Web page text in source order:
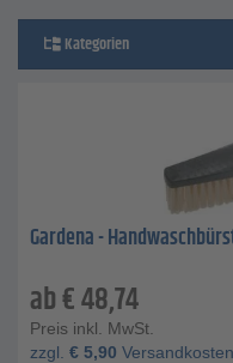
Kategorien
Gardena -
ab€48,74
Preis inkl. MwSt.
zzgl. € 5,90 Versandkosten